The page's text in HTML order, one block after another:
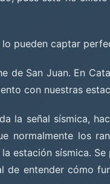
pueden captar
San Juan. En
con nuestras
la señal sísmica,
normalmente los
estación sísmica.
entender cómo